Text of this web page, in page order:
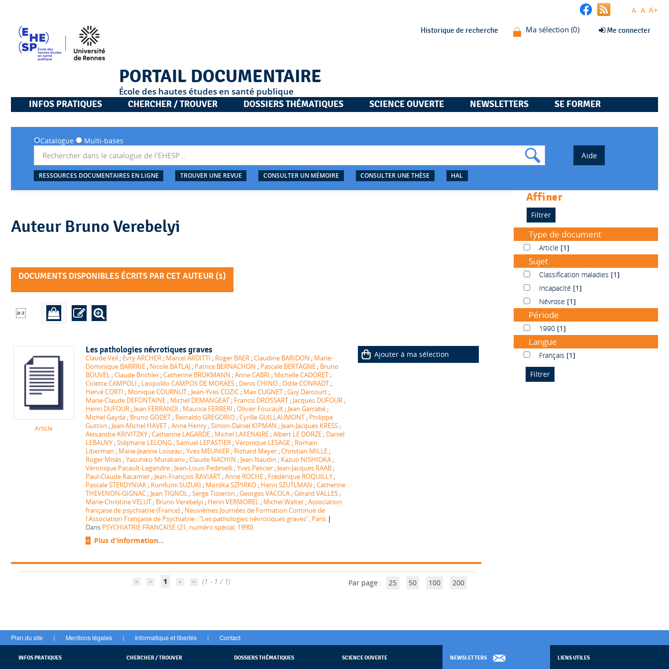
A- A A+
Historique de recherche Me connecter
PORTAIL DOCUMENTAIRE
École des hautes études en santé publique
INFOS PRATIQUES
CHERCHER / TROUVER DOSSIERS THÉMATIQUES SCIENCE OUVERTE NEWSLETTERS SE FORMER
Catalogue Multi-bases
RESSOURCES DOCUMENTAIRES EN LIGNE TROUVER UNE REVUE CONSULTER UN MÉMOIRE CONSULTER UNE THÈSE HAL
Auteur Bruno Verebelyi
DOCUMENTS DISPONIBLES ÉCRITS PAR CET AUTEUR (1)
Article
Les pathologies névrotiques graves
Claude Veil ; Evry ARCHER ; Marcel ARDITTI ; Roger BAER ;Claudine BARIDON ; Marie-
Dominique BARRRIE ; Nicole BATLAJ ; Patrice BERNACHON ; Pascale BERTAGNE ; Bruno
BOUVEL ;Claude Brichler ;Catherine BROKMANN ;Anne CABRI ; Michelle CADORET ;
Colette CAMPOLI ; Leopoldo CAMPOS DE MORAES ; Denis CHINO ;Odile CONRADT ;
Hervé CORTI ; Monique COURNUT ; Jean-Yves COZIC ; Max CUGNET ;Guy Darcourt ;
Marie-Claude DEFONTAINE ; Michel DEMANGEAT ; Francis DROSSART ; Jacques DUFOUR ;
Henri DUFOUR ; Jean FERRANDI ; Maurice FERRERI ;Olivier Foucault ; Jean Garrabé ;
Michel Gayda ; Bruno GODET ; Reinaldo GREGORIO ;Cyrille GUILLAUMONT ; Philippe
Gutton ; Jean-Michel HAVET ;Anne Henry ;Simon-Daniel KIPMAN ; Jean-Jacques KRESS ;
Alexandre KRIVITZKY ;Catherine LAGARDE ; Michel LAXENAIRE ;Albert LE DORZE ; Daniel
LEBAUVY ;Stéphane LELONG ;Samuel LEPASTIER ;Véronique LESAGE ; Romain
Liberman ; Marie-Jeanne Loiseau ;Yves MEUNIER ; Richard Meyer ;Christian MILLE ;
Roger Misès ;Yasuhiko Murakami ;Claude NACHIN ; Jean Naudin ; Kazuo NISHIOKA ;
Véronique Pacault-Legendre ; Jean-Louis Pedinielli ;Yves Pelicier ; Jean-Jacques RAAB ;
Paul-Claude Racamier ; Jean-François RAVIART ;Anne ROCHE ; Frédérique ROQUILLY ;
Pascale STERDYNIAK ; Kunifumi SUZUKI ; Mordka SZPIRKO ; Henri SZUTLMAN ;Catherine
THEVENON-GIGNAC ; Jean TIGNOL ;Serge Tisseron ;Georges VACOLA ;Gérard VALLES ;
Marie-Christine VELUT ; Bruno Verebelyi ; Henri VERMOREL ; Michel Walter ;Association
française de psychiatrie (France) ; Neuvièmes Journées de Formation Continue de
l'Association Française de Psychiatrie : "Les pathologies névrotiques graves", Paris |
Dans PSYCHIATRIE FRANCAISE (21, numéro spécial, 1990)
Plus d'information...
Ajouter à ma sélection
1 (1 - 1 / 1) Par page : 25 50 100 200
affiner
Type de document
ArticleArticle [1]
Sujet
Classification maladies
Classification maladies [1]
IncapacitéIncapacité [1]
NévroseNévrose [1]
Période
1990 1990 [1]
Langue
FrançaisFrançais [1]
Plan du site | Mentions légales | Informatique et libertés | Contact
INFOS PRATIQUES CHERCHER / TROUVER DOSSIERS THÉMATIQUES SCIENCE OUVERTE NEWSLETTERS LIENS UTILES